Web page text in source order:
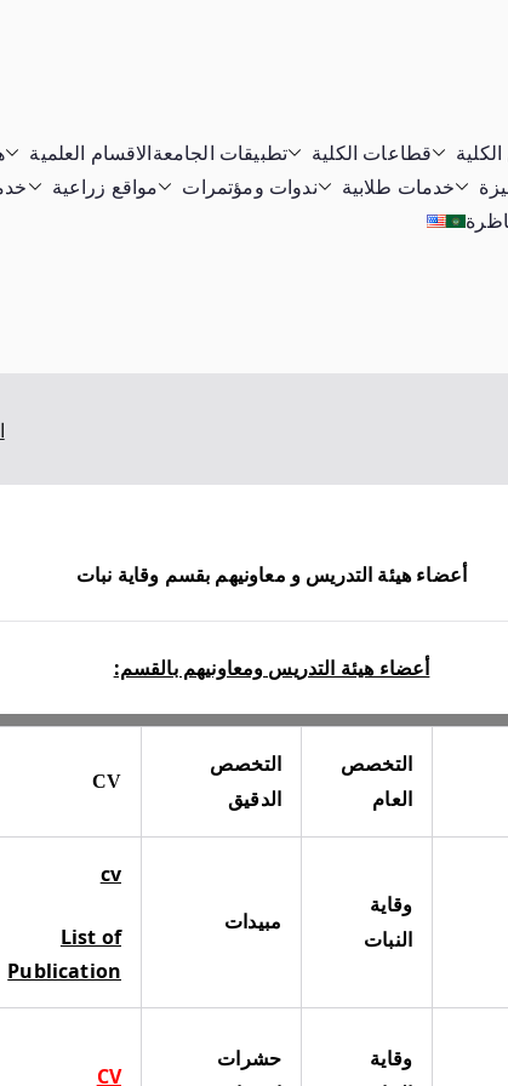
قطاعات الكلية تطبيقات الجامعةالاقسام العلمية
خدمات طلابية ندوات ومؤتمرات مواقع زراعية
أعضاء هيئة التدريس و معاونيهم بقسم وقاية نبات
أعضاء هيئة التدريس ومعاونيهم بالقسم:
التخصص
العام
التخصص
الدقيق
CV
وقاية
النبات
مبيدات
cv
List of
Publication
وقاية
حشرات
CV